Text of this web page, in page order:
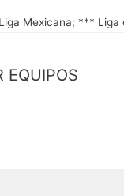
Mexicana; *** Liga
EQUIPOS